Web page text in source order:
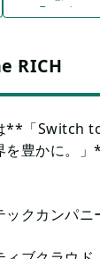
Events
RICH
**「Switch
を豊かに。
クカンパニ